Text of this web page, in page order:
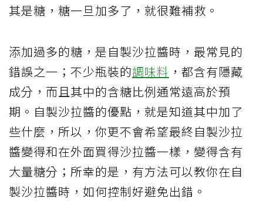
其是糖，糖一旦加多了，就很難補救。
添加過多的糖，是自製沙拉醬時，最常見的
錯誤之一；不少瓶裝的調味料 ，都含有隱藏
成分，而且其中的含糖比例通常遠高於預
期。自製沙拉醬的優點，就是知道其中加了
些什麼，所以，你更不會希望最終自製沙拉
醬變得和在外面買得沙拉醬一樣，變得含有
大量糖分；所幸的是，有方法可以教你在自
製沙拉醬時，如何控制好避免出錯。